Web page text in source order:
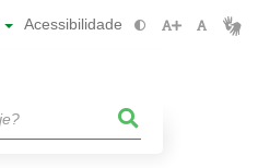
Acessibilidade